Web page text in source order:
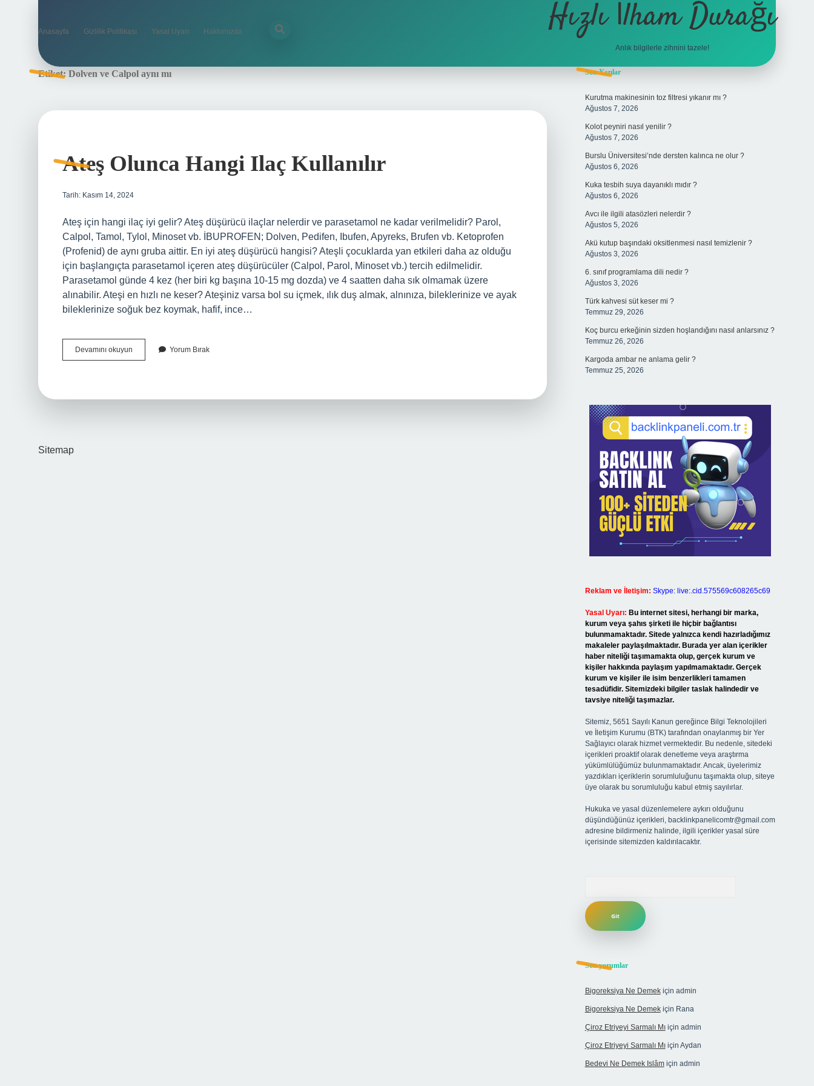
Anasayfa Gizlilik Politikası Yasal Uyarı Hakkımızda Hızlı İlham Durağı
Anlık bilgilerle zihnini tazele!
Etiket: Dolven ve Calpol aynı mı
Ateş Olunca Hangi Ilaç Kullanılır
Tarih: Kasım 14, 2024
Ateş için hangi ilaç iyi gelir? Ateş düşürücü ilaçlar nelerdir ve parasetamol ne kadar verilmelidir? Parol,
Calpol, Tamol, Tylol, Minoset vb. İBUPROFEN; Dolven, Pedifen, Ibufen, Apyreks, Brufen vb. Ketoprofen
(Profenid) de aynı gruba aittir. En iyi ateş düşürücü hangisi? Ateşli çocuklarda yan etkileri daha az olduğu
için başlangıçta parasetamol içeren ateş düşürücüler (Calpol, Parol, Minoset vb.) tercih edilmelidir.
Parasetamol günde 4 kez (her biri kg başına 10-15 mg dozda) ve 4 saatten daha sık olmamak üzere
alınabilir. Ateşi en hızlı ne keser? Ateşiniz varsa bol su içmek, ılık duş almak, alnınıza, bileklerinize ve ayak
bileklerinize soğuk bez koymak, hafif, ince…
Devamını okuyun
Olunca
Yorum Bırak
Sitemap
Sidebar
Son Yazılar
Kurutma makinesinin toz filtresi yıkanır mı ?
Ağustos 7, 2026
Kolot peyniri nasıl yenilir ?
Ağustos 7, 2026
Burslu Üniversitesi’nde dersten kalınca ne olur ?
Ağustos 6, 2026
Kuka tesbih suya dayanıklı mıdır ?
Ağustos 6, 2026
Avcı ile ilgili atasözleri nelerdir ?
Ağustos 5, 2026
Akü kutup başındaki oksitlenmesi nasıl temizlenir ?
Ağustos 3, 2026
6. sınıf programlama dili nedir ?
Ağustos 3, 2026
Türk kahvesi süt keser mi ?
Temmuz 29, 2026
Koç burcu erkeğinin sizden hoşlandığını nasıl anlarsınız ?
Temmuz 26, 2026
Kargoda ambar ne anlama gelir ?
Temmuz 25, 2026
Reklam ve İletişim: Skype: live:.cid.575569c608265c69
Yasal Uyarı: Bu internet sitesi, herhangi bir marka,
kurum veya şahıs şirketi ile hiçbir bağlantısı
bulunmamaktadır. Sitede yalnızca kendi hazırladığımız
makaleler paylaşılmaktadır. Burada yer alan içerikler
haber niteliği taşımamakta olup, gerçek kurum ve
kişiler hakkında paylaşım yapılmamaktadır. Gerçek
kurum ve kişiler ile isim benzerlikleri tamamen
tesadüfidir. Sitemizdeki bilgiler taslak halindedir ve
tavsiye niteliği taşımazlar.
Sitemiz, 5651 Sayılı Kanun gereğince Bilgi Teknolojileri
ve İletişim Kurumu (BTK) tarafından onaylanmış bir Yer
Sağlayıcı olarak hizmet vermektedir. Bu nedenle, sitedeki
içerikleri proaktif olarak denetleme veya araştırma
yükümlülüğümüz bulunmamaktadır. Ancak, üyelerimiz
yazdıkları içeriklerin sorumluluğunu taşımakta olup, siteye
üye olarak bu sorumluluğu kabul etmiş sayılırlar.
Hukuka ve yasal düzenlemelere aykırı olduğunu
düşündüğünüz içerikleri, backlinkpanelicomtr@gmail.com
adresine bildirmeniz halinde, ilgili içerikler yasal süre
içerisinde sitemizden kaldırılacaktır.
Son yorumlar
Bigoreksiya Ne Demekiçin admin
Bigoreksiya Ne Demekiçin Rana
Çiroz Etriyeyi Sarmalı Mıiçin admin
Çiroz Etriyeyi Sarmalı Mıiçin Aydan
Bedevi Ne Demek Islâmiçin admin